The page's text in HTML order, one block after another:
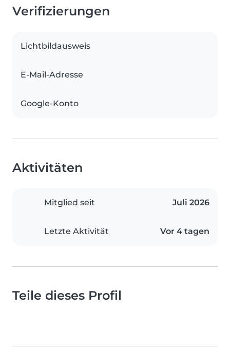
Verifizierungen
Lichtbildausweis
E-Mail-Adresse
Google-Konto
Aktivitäten
Mitglied seit Juli 2026
Letzte Aktivität Vor 4 tagen
Teile dieses Profil